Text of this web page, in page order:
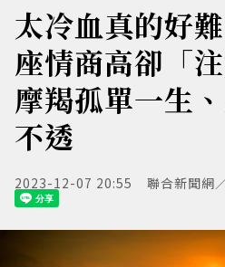
太冷血真的好
座情商高卻「
摩羯孤單一生
不透
2023-12-07 20:55 聯合新聞網